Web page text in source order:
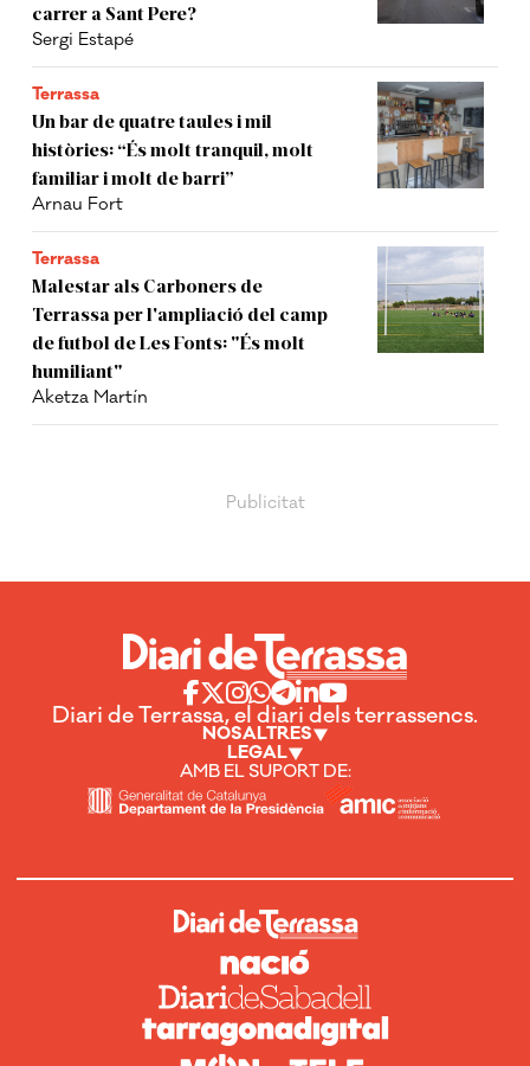
carrer a Sant Pere?
Sergi Estapé
Terrassa
Un bar de quatre taules i mil
històries: “És molt tranquil, molt
familiar i molt de barri”
Arnau Fort
Terrassa
Malestar als Carboners de
Terrassa per l'ampliació del camp
de futbol de Les Fonts: "És molt
humiliant"
Aketza Martín
Diari de Terrassa, el diari dels terrassencs.
NOSALTRES
LEGAL
AMB EL SUPORT DE: